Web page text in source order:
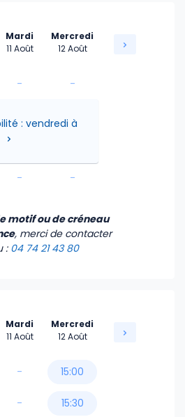
Mardi
11 Août
-
-
Mercredi
12 Août
-
-
: vendredi à
motif ou de créneau
, merci de contacter
:04 74 21 43 80
Mardi
11 Août
-
-
Mercredi
12 Août
15:00
15:30